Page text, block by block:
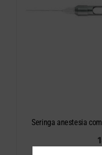
Seringa anestesia